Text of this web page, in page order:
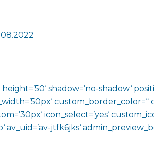
height=’50‘ shadow=’no-shadow‘
custom_border_color=“
icon_select=’yes‘
av_uid=’av-jtfk6jks‘